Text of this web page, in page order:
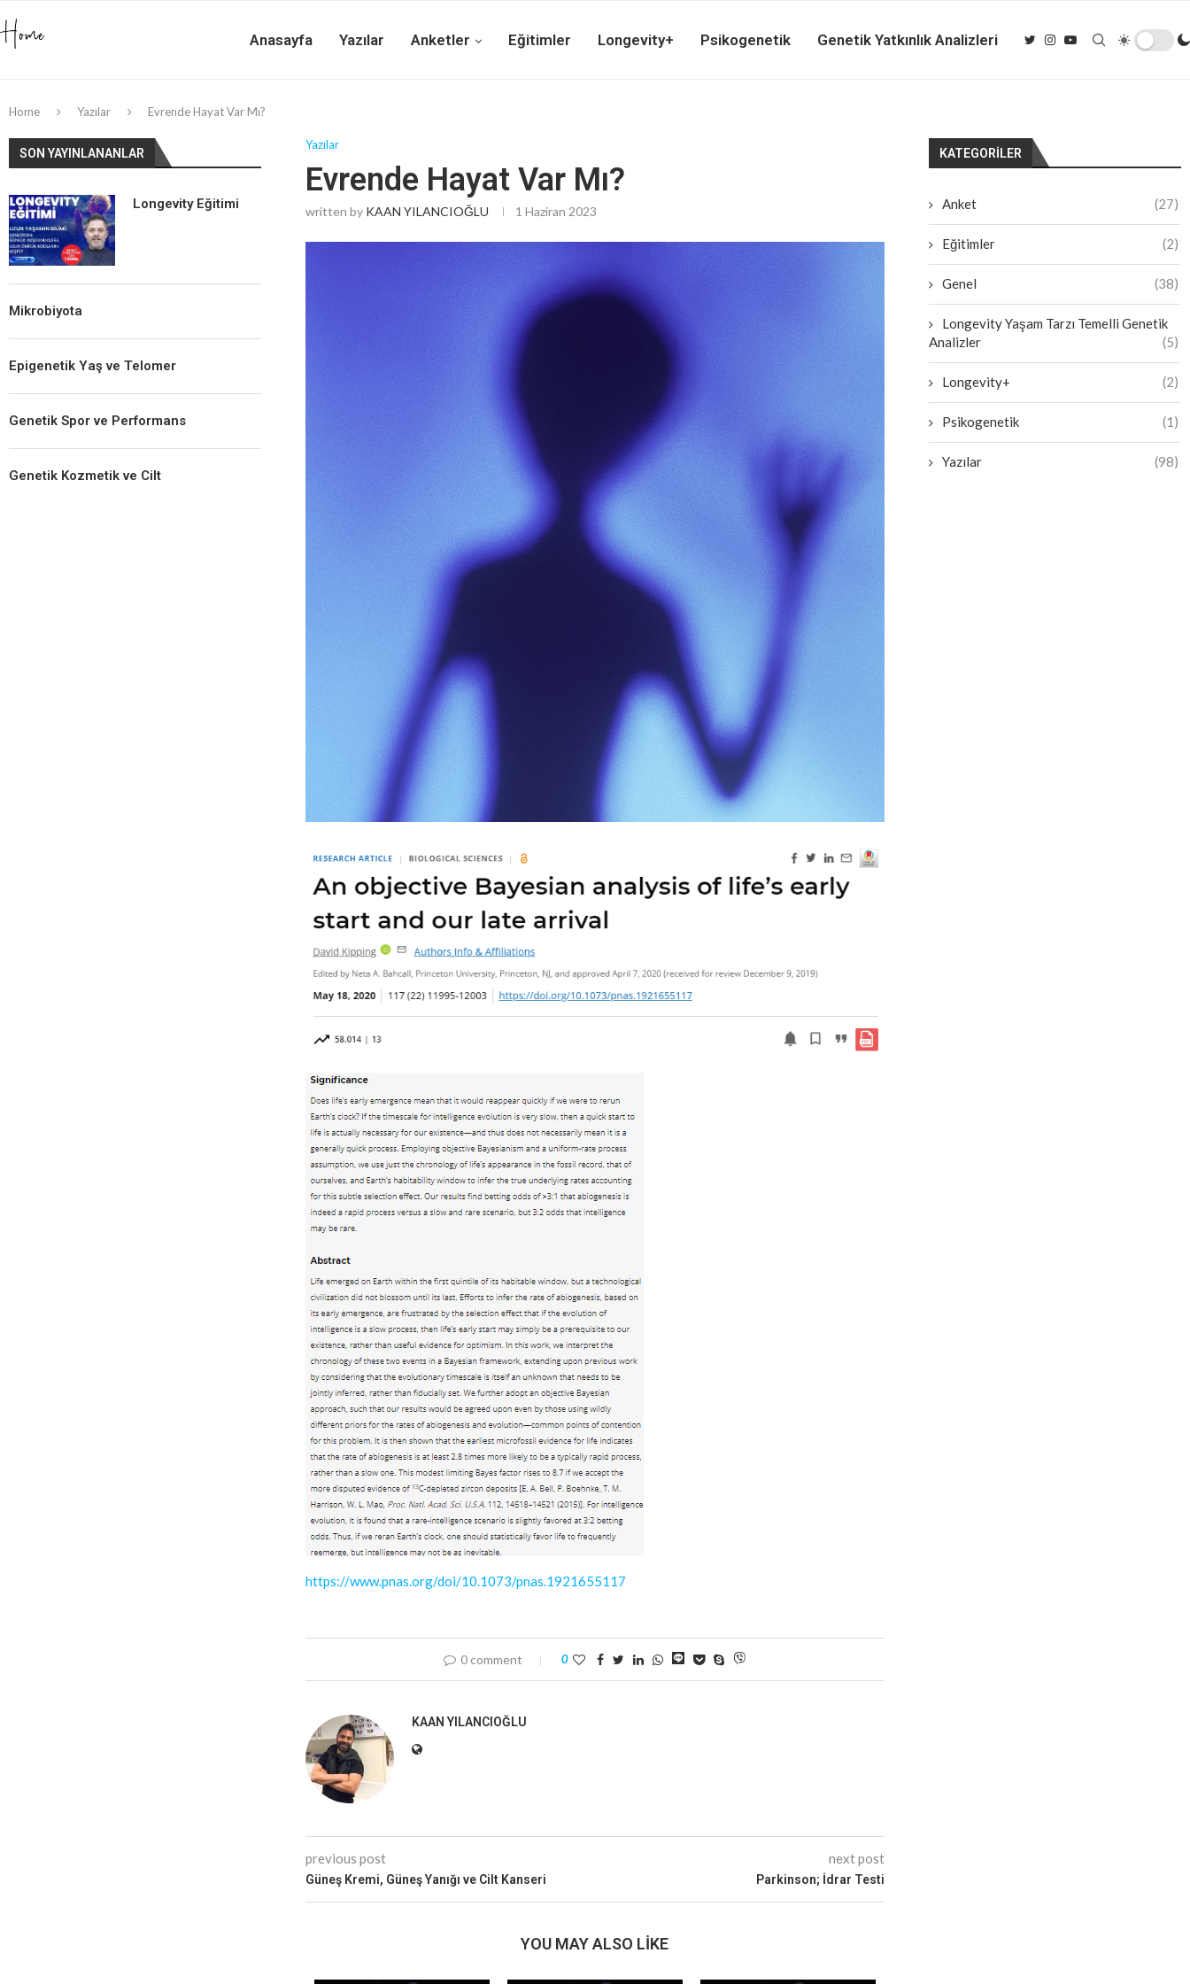
Anasayfa Yazılar Anketler Eğitimler Longevity+ Psikogenetik Genetik Yatkınlık Analizleri
Home Yazılar Evrende Hayat Var Mı?
Yazılar
Evrende Hayat Var Mı?
written by KAAN YILANCIOĞLU 1 Haziran 2023
https://www.pnas.org/doi/10.1073/pnas.1921655117
0 comment 0
KAAN YILANCIOĞLU
previous post
Güneş Kremi, Güneş Yanığı ve Cilt Kanseri
next post
Parkinson; İdrar Testi
YOU MAY ALSO LIKE
KATEGORILER
Anket (27)
Eğitimler (2)
Genel (38)
Longevity Yaşam Tarzı Temelli Genetik
Analizler
(5)
Longevity+ (2)
Psikogenetik (1)
Yazılar (98)
SON YAYINLANANLAR
Longevity Eğitimi
Mikrobiyota
Epigenetik Yaş ve Telomer
Genetik Spor ve Performans
Genetik Kozmetik ve Cilt